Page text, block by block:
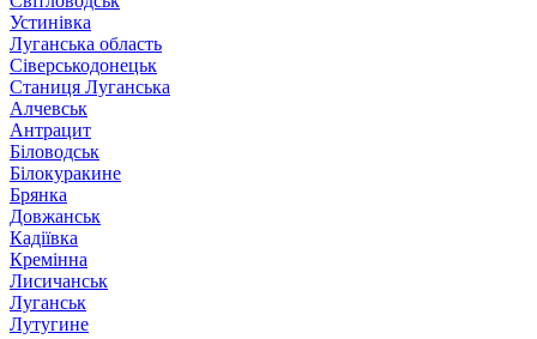
Устинівка
Луганська область
Сіверськодонецьк
Станиця Луганська
Алчевськ
Антрацит
Біловодськ
Білокуракине
Брянка
Довжанськ
Кадіївка
Кремінна
Лисичанськ
Луганськ
Лутугине